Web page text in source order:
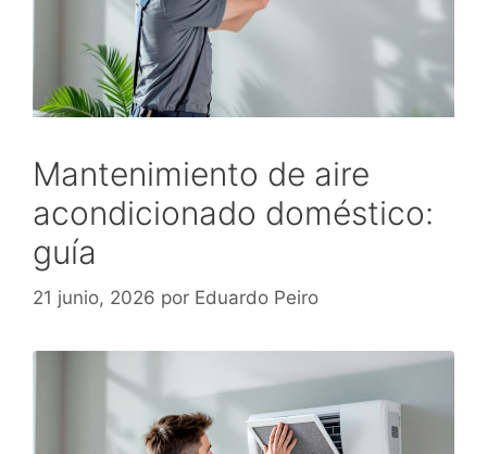
Mantenimiento de aire
acondicionado doméstico:
guía
21 junio, 2026 por Eduardo Peiro